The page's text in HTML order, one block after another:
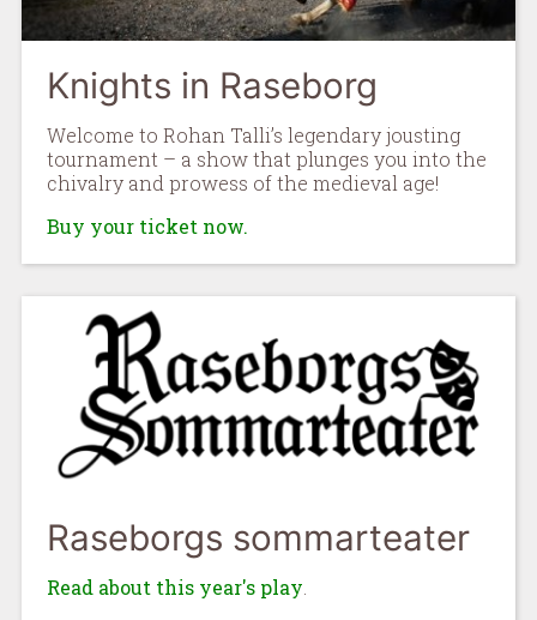
Knights in Raseborg
Welcome to Rohan Talli’s legendary jousting
tournament – a show that plunges you into the
chivalry and prowess of the medieval age!
Buy your ticket now.
Raseborgs sommarteater
Read about this year's play.